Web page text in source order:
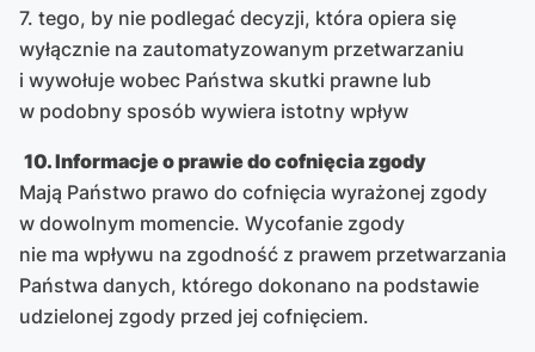
7. tego, by nie podlegać decyzji, która opiera się
wyłącznie na zautomatyzowanym przetwarzaniu
i wywołuje wobec Państwa skutki prawne lub
w podobny sposób wywiera istotny wpływ
10. Informacje o prawie do cofnięcia zgody
Mają Państwo prawo do cofnięcia wyrażonej zgody
w dowolnym momencie. Wycofanie zgody
nie ma wpływu na zgodność z prawem przetwarzania
Państwa danych, którego dokonano na podstawie
udzielonej zgody przed jej cofnięciem.